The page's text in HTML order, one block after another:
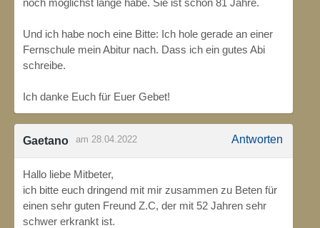
noch möglichst lange habe. Sie ist schon 81 Jahre.
Und ich habe noch eine Bitte: Ich hole gerade an einer
Fernschule mein Abitur nach. Dass ich ein gutes Abi
schreibe.
Ich danke Euch für Euer Gebet!
Gaetano am 28.04.2022 Antworten
Hallo liebe Mitbeter,
ich bitte euch dringend mit mir zusammen zu Beten für
einen sehr guten Freund Z.C, der mit 52 Jahren sehr
schwer erkrankt ist.